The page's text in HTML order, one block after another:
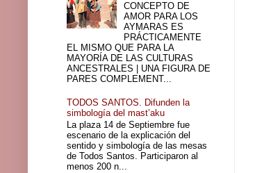
CONCEPTO DE
AMOR PARA LOS
AYMARAS ES
PRÁCTICAMENTE
EL MISMO QUE PARA LA
MAYORÍA DE LAS CULTURAS
ANCESTRALES | UNA FIGURA DE
PARES COMPLEMENT...
TODOS SANTOS. Difunden la
simbología del mast’aku
La plaza 14 de Septiembre fue
escenario de la explicación del
sentido y simbología de las mesas
de Todos Santos. Participaron al
menos 200 n...